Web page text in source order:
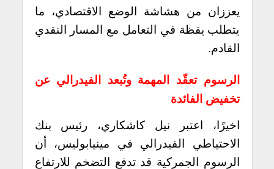
يعززان من هشاشة الوضع الاقتصادي، ما
يتطلب يقظة في التعامل مع المسار النقدي
القادم.
الرسوم تعقّد المهمة وتُبعد الفيدرالي عن
تخفيض الفائدة
اخيرًا، اعتبر نيل كاشكاري، رئيس بنك
الاحتياطي الفيدرالي في مينيابوليس، أن
الرسوم الجمركية قد تدفع التضخم للارتفاع